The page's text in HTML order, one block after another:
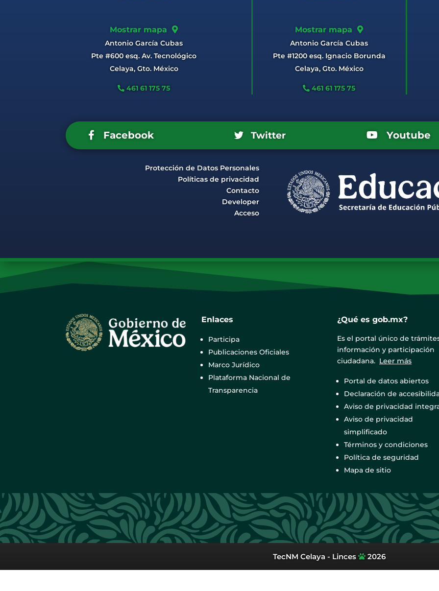
Mostrar mapa
Antonio García Cubas
Pte #600 esq. Av. Tecnológico
Celaya, Gto. México
461 61 175 75
Mostrar mapa
Antonio García Cubas
Pte #1200 esq. Ignacio Borunda
Celaya, Gto. México
461 61 175 75
Facebook Twitter Youtube
Protección de Datos Personales
Políticas de privacidad
Contacto
Developer
Acceso
Enlaces
Participa
Publicaciones Oficiales
Marco Jurídico
Plataforma Nacional de
Transparencia
¿Qué es gob.mx?
Es el portal único de
información y participación
ciudadana. Leer más
Portal de datos abiertos
Declaración de
Aviso de privacidad
Aviso de privacidad
simplificado
Términos y condiciones
Política de seguridad
Mapa de sitio
TecNM Celaya - Linces 2026